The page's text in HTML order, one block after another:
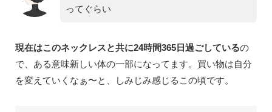
ってぐらい
現在はこのネックレスと共に24時間365日過ごしているの
で、ある意味新しい体の一部になってます。買い物は自分
を変えていくなぁ〜と、しみじみ感じるこの頃です。